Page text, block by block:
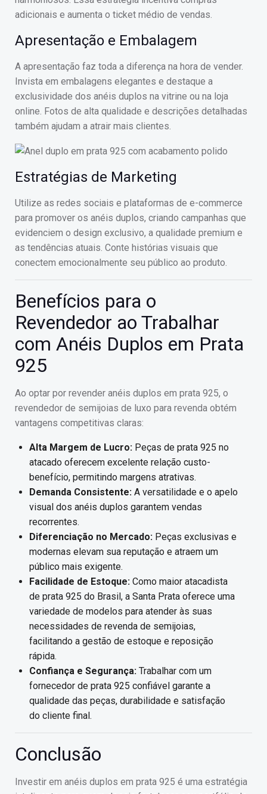
adicionais e aumenta o ticket médio de vendas.
Apresentação e Embalagem
A apresentação faz toda a diferença na hora de vender.
Invista em embalagens elegantes e destaque a
exclusividade dos anéis duplos na vitrine ou na loja
online. Fotos de alta qualidade e descrições detalhadas
também ajudam a atrair mais clientes.
Estratégias de Marketing
Utilize as redes sociais e plataformas de e-commerce
para promover os anéis duplos, criando campanhas que
evidenciem o design exclusivo, a qualidade premium e
as tendências atuais. Conte histórias visuais que
conectem emocionalmente seu público ao produto.
Benefícios para o
Revendedor ao Trabalhar
com Anéis Duplos em Prata
925
Ao optar por revender anéis duplos em prata 925, o
revendedor de semijoias de luxo para revenda obtém
vantagens competitivas claras:
Alta Margem de Lucro: Peças de prata 925 no
atacado oferecem excelente relação custo-
benefício, permitindo margens atrativas.
Demanda Consistente: A versatilidade e o apelo
visual dos anéis duplos garantem vendas
recorrentes.
Diferenciação no Mercado: Peças exclusivas e
modernas elevam sua reputação e atraem um
público mais exigente.
Facilidade de Estoque: Como maior atacadista
de prata 925 do Brasil, a Santa Prata oferece uma
variedade de modelos para atender às suas
necessidades de revenda de semijoias,
facilitando a gestão de estoque e reposição
rápida.
Confiança e Segurança: Trabalhar com um
fornecedor de prata 925 confiável garante a
qualidade das peças, durabilidade e satisfação
do cliente final.
Conclusão
Investir em anéis duplos em prata 925 é uma estratégia